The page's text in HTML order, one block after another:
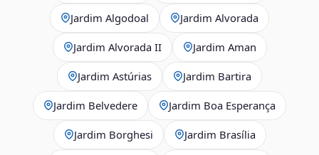
Jardim Algodoal Jardim Alvorada
Jardim Alvorada II Jardim Aman
Jardim Astúrias Jardim Bartira
Jardim Belvedere Jardim Boa Esperança
Jardim Borghesi Jardim Brasília